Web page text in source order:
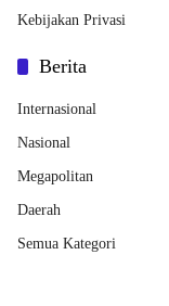
Kebijakan Privasi
Berita
Internasional
Nasional
Megapolitan
Daerah
Semua Kategori